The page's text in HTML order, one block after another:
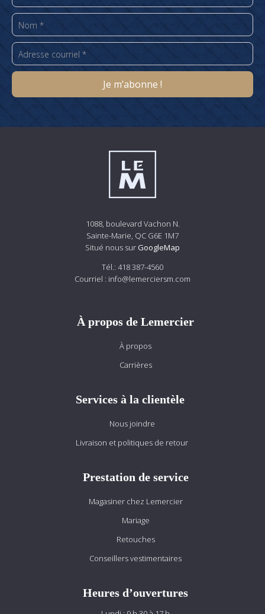
1088, boulevard Vachon N.
Sainte-Marie, QC G6E 1M7
Situé nous sur GoogleMap
Tél.: 418 387-4560
Courriel : info@lemerciersm.com
À propos de Lemercier
À propos
Carrières
Services à la clientèle
Nous joindre
Livraison et politiques de retour
Prestation de service
Magasiner chez Lemercier
Mariage
Retouches
Conseillers vestimentaires
Heures d’ouvertures